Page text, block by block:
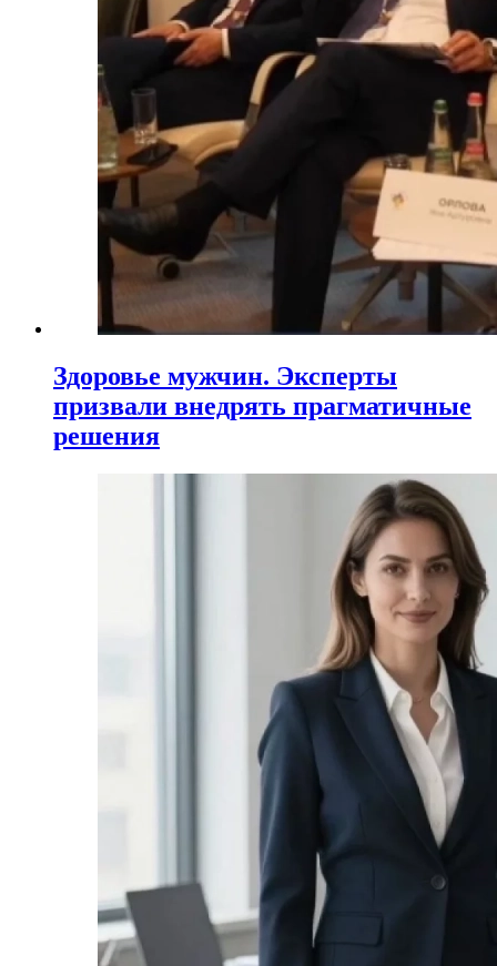
Здоровье мужчин. Эксперты
призвали внедрять прагматичные
решения